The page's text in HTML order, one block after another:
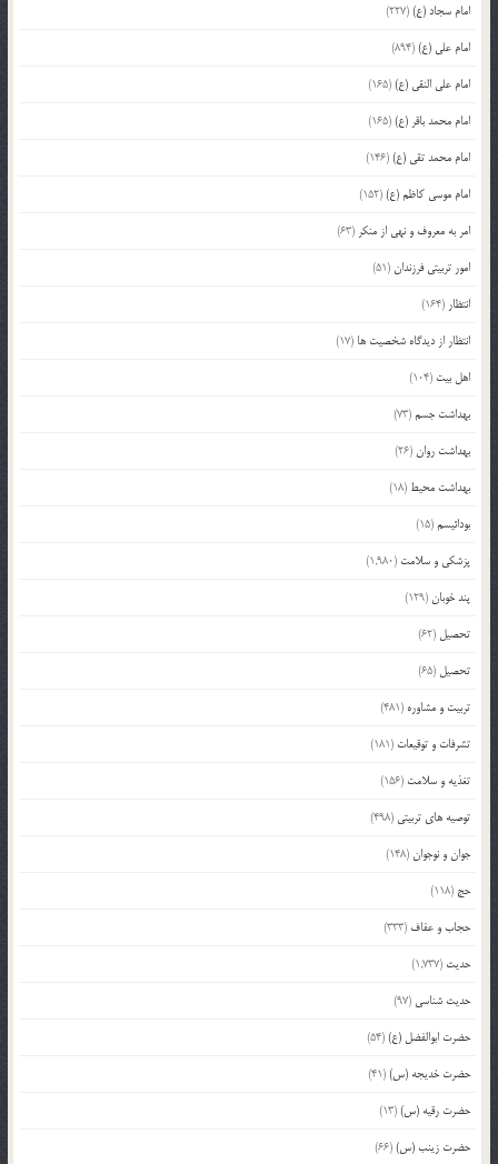
امام سجاد (ع)(227)
امام علی (ع)(894)
امام علی النقی (ع)(165)
امام محمد باقر (ع)(165)
امام محمد تقی (ع)(146)
امام موسی کاظم (ع)(152)
امر به معروف و نهی از منکر (63)
امور تربیتی فرزندان(51)
انتظار (164)
انتظار از دیدگاه شخصیت ها (17)
اهل بیت (104)
بهداشت جسم(73)
بهداشت روان(26)
بهداشت محیط (18)
بودائیسم(15)
پزشکی و سلامت (1,980)
پند خوبان(129)
تحصیل (62)
تحصیل (65)
تربیت و مشاوره (481)
تشرفات و توقیعات (181)
تغذیه و سلامت (156)
توصیه های تربیتی (498)
جوان و نوجوان(148)
حج (118)
حجاب و عفاف (333)
حدیث (1,737)
حدیث شناسی (97)
حضرت ابوالفضل (ع)(54)
حضرت خدیجه (س)(41)
حضرت رقیه (س)(13)
حضرت زینب (س)(66)